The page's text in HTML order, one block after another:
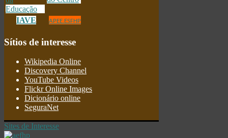
IAVE APEE.ESFHP
Sítios de interesse
Wikipedia Online
Discovery Channel
YouTube Videos
Flickr Online Images
Dicionário online
SeguraNet
Sites de Interesse